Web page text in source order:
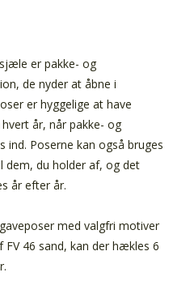
er pakke- og
de nyder at åbne i
er hyggelige at have
år, når pakke- og
ind. Poserne kan også bruges
dem, du holder af, og det
år efter år.
med valgfri motiver
46 sand, kan der hækles 6